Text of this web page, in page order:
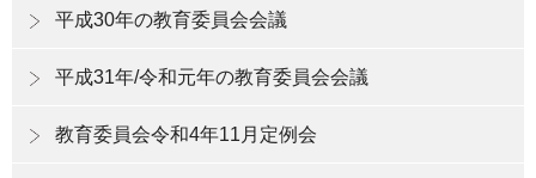
平成30年の教育委員会会議
平成31年/令和元年の教育委員会会議
教育委員会令和4年11月定例会